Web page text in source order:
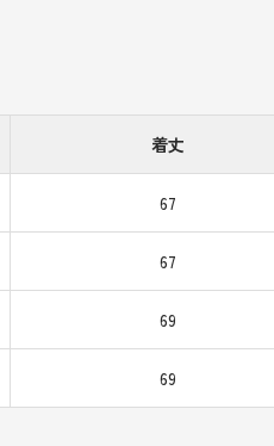
着丈
67
67
69
69